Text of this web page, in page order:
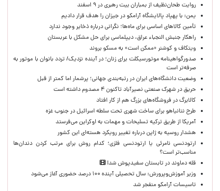
روایت طحان‌نظیف از بمباران بیت رهبری در ۹ اسفند
یمن: با پهپاد پالایشگاه آرامکو در جیزان را هدف قرار دادیم
تأمین کالاهای اساسی برای ماه‌ها؛ نگرانی درباره ذخایر وجود ندارد
راهکار جنبش النجباء عراق، دیپلماسی برای حل مشکل با عربستان
ویتکاف و کوشنر «ممکن است» به مسکو بروند
صدورگواهینامه موتورسیکلت برای زنان؛ در آینده نزدیک/ تردد بانوان با موتور به‌
صرفه‌تر است
وضعیت دانشگاه‌های ایران در رتبه‌بندی جهانی؛ پرشمار اما کمتر از قبل
حریق در شهرک صنعتی نصیرآباد تاکنون ۴ مصدوم داشته است
کالابرگ در فروشگاه‌های بزرگ هم از کار افتاد
طرح نتانیاهو برای ساخت شهری تحت سلطه اسرائیل در جنوب غزه
آمریکا از طریق ترکیه تسلیحات و مهمات به اوکراین می‌فرستد
هشدار روسیه به ژاپن درباره تغییر رویکرد هسته‌ای این کشور
ارتودنسی نامرئی یا ارتودنسی فلزی؛ کدام روش برای مرتب کردن دندان‌ها
مناسب‌تر است؟
قله دماوند در تابستان سفیدپوش شد!
وزیر آموزش‌وپرورش: سال تحصیلی آینده ۱۰۰ درصد حضوری آغاز می‌شود
تاسیسات آرامکو منفجر شد